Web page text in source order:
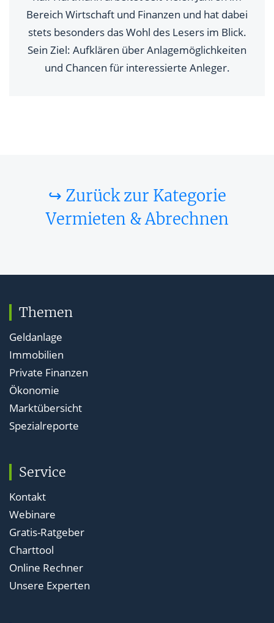
Bereich Wirtschaft und Finanzen und hat dabei
stets besonders das Wohl des Lesers im Blick.
Sein Ziel: Aufklären über Anlagemöglichkeiten
und Chancen für interessierte Anleger.
↪ Zurück zur Kategorie
Vermieten & Abrechnen
Themen
Geldanlage
Immobilien
Private Finanzen
Ökonomie
Marktübersicht
Spezialreporte
Service
Kontakt
Webinare
Gratis-Ratgeber
Charttool
Online Rechner
Unsere Experten